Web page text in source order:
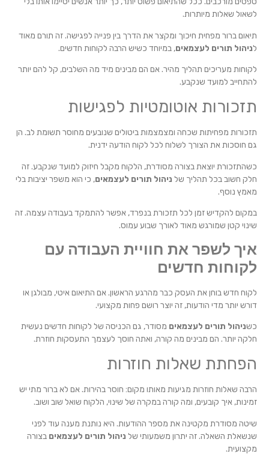
לשאול שאלות מיותרות.
תיאום ברור מפחית חיכוך ומקצר את הדרך בין פנייה לפגישה. זה תורם מאוד
לניהול תורים לעצמאים, במיוחד כשיש הרבה לקוחות חדשים.
לקוחות מעריכים תהליך מהיר. אם הם מבינים מיד מה השלבים, קל להם יותר
להתחייב למועד שנקבע.
תזכורות אוטומטיות לפגישות
תזכורות מפחיתות שכחה ומצמצמות ביטולים שנובעים מחוסר תשומת לב. הן
גם חוסכות את הצורך לשלוח לכל לקוח הודעה ידנית.
כשהתזכורת יוצאת בצורה מסודרת, הלקוח מקבל חיזוק למועד שנקבע. זה
חלק חשוב בכל תהליך של ניהול תורים לעצמאים, כי הוא משפר יציבות בלי
מאמץ נוסף.
במקום להקדיש זמן לכל תזכורת בנפרד, אפשר להתמקד בעבודה עצמה. זה
שינוי קטן שמורגש מאוד לאורך שבוע עמוס.
איך לשפר את חוויית העבודה עם
לקוחות חדשים
לקוח חדש בוחן את העסק כבר מהרגע הראשון. אם התיאום איטי, מבולגן או
דורש יותר מדי הודעות, זה יוצר רושם פחות מקצועי.
כשניהול תורים לעצמאים מסודר, גם הכניסה של לקוחות חדשים נעשית
חלקה יותר. הם מבינים מה קורה, ואתה חוסך לעצמך התעסקות חוזרת.
הפחתת שאלות חוזרות
הרבה שאלות חוזרות מגיעות מאותו מקום: חוסר בהירות. אם לא ברור מתי יש
זמינות, איך קובעים, ומה קורה במקרה של שינוי, הלקוח שואל שוב ושוב.
שיטה מסודרת מקטינה את מספר ההודעות. היא נותנת מענה עוד לפני
שנשאלת השאלה. זה יתרון משמעותי של ניהול תורים לעצמאים בצורה
מקצועית.